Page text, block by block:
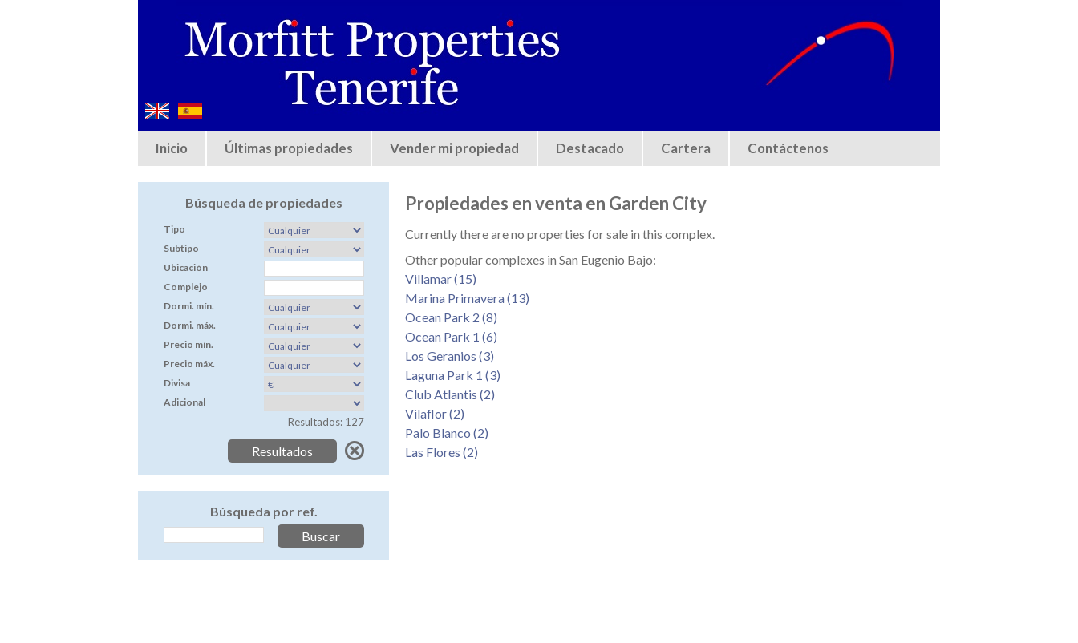
Inicio Últimas propiedades Vender mi propiedad Destacado Cartera Contáctenos
Búsqueda de propiedades
Tipo
Subtipo
Ubicación
Complejo
Dormi. mín.
Dormi. máx.
Precio mín.
Precio máx.
Divisa
Adicional
Resultados: 127
Búsqueda por ref.
Propiedades en venta en Garden City
Currently there are no properties for sale in this complex.
Other popular complexes in San Eugenio Bajo:
Villamar (15)
Marina Primavera (13)
Ocean Park 2 (8)
Ocean Park 1 (6)
Los Geranios (3)
Laguna Park 1 (3)
Club Atlantis (2)
Vilaflor (2)
Palo Blanco (2)
Las Flores (2)